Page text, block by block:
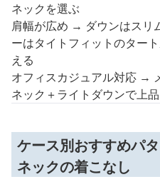
ネックを選ぶ
肩幅が広め → ダウンはスリ
ーはタイトフィットのター
える
オフィスカジュアル対応 →
ネック＋ライトダウンで上
ケース別おすすめパ
ネックの着こなし